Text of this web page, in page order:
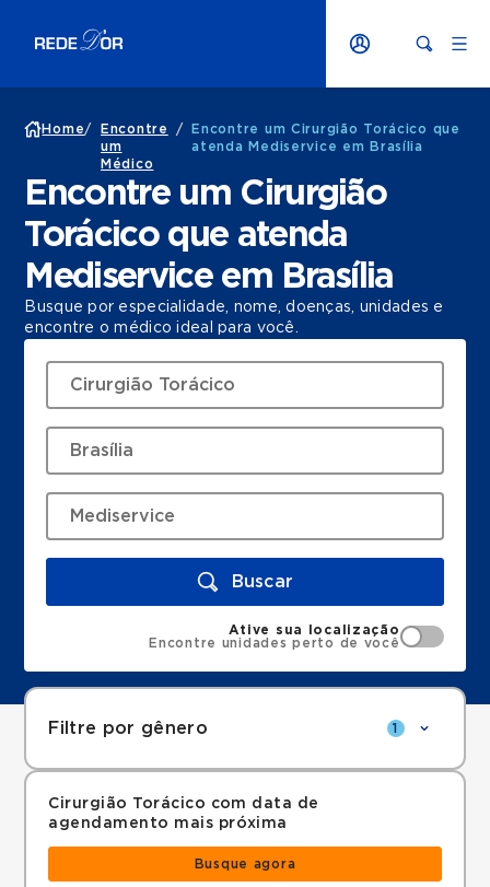
Home/
Encontre
um
Médico
/
Encontre um Cirurgião Torácico que
atenda Mediservice em Brasília
Encontre um Cirurgião
Torácico que atenda
Mediservice em Brasília
Busque por especialidade, nome, doenças, unidades e
encontre o médico ideal para você.
Buscar
Ative sua localização
Encontre unidades perto de você
Filtre por gênero 1
Cirurgião Torácico com data de
agendamento mais próxima
Busque agora